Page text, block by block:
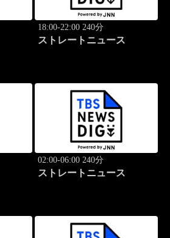
18:00-22:00 240分
ストレートニュース
02:00-06:00 240分
ストレートニュース